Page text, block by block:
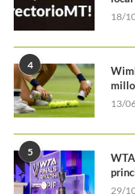
Rafael Nadal se baja del
Toronto por lesión
18/
4
13/
5
29/